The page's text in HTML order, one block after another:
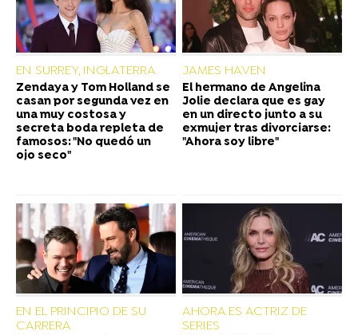
EN SURREY, INGLATERRA
Zendaya y Tom Holland se
casan por segunda vez en
una muy costosa y
secreta boda repleta de
famosos: "No quedó un
ojo seco"
JAMES HAVEN
El hermano de Angelina
Jolie declara que es gay
en un directo junto a su
exmujer tras divorciarse:
"Ahora soy libre"
EN EL PRINCIPIO DE SU
CARRERA
AHORA ES ACTRIZ DE
SERIES